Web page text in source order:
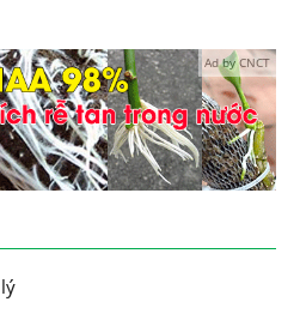
Ad by CNCT